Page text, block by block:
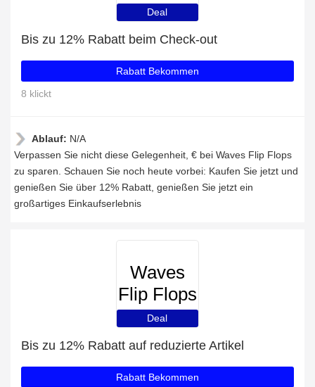
Deal
Bis zu 12% Rabatt beim Check-out
Rabatt Bekommen
8 klickt
Ablauf: N/A
Verpassen Sie nicht diese Gelegenheit, € bei Waves Flip Flops
zu sparen. Schauen Sie noch heute vorbei: Kaufen Sie jetzt und
genießen Sie über 12% Rabatt, genießen Sie jetzt ein
großartiges Einkaufserlebnis
Waves
Flip Flops
Deal
Bis zu 12% Rabatt auf reduzierte Artikel
Rabatt Bekommen